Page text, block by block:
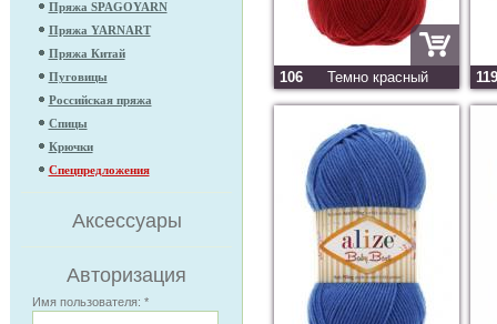
Пряжа SPAGOYARN
Пряжа YARNART
Пряжа Китай
Пуговицы
Российская пряжа
Спицы
Крючки
Спецпредложения
Аксессуары
Авторизация
Имя пользователя: *
106 Темно красный 119